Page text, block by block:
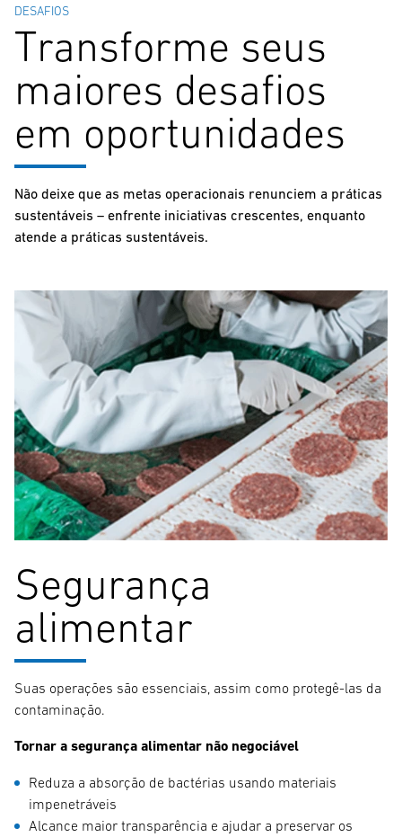
DESAFIOS
Transforme seus
maiores desafios
em oportunidades
Não deixe que as metas operacionais renunciem a práticas
sustentáveis – enfrente iniciativas crescentes, enquanto
atende a práticas sustentáveis.
Segurança
alimentar
Suas operações são essenciais, assim como protegê-las da
contaminação.
Tornar a segurança alimentar não negociável
Reduza a absorção de bactérias usando materiais
impenetráveis
Alcance maior transparência e ajudar a preservar os